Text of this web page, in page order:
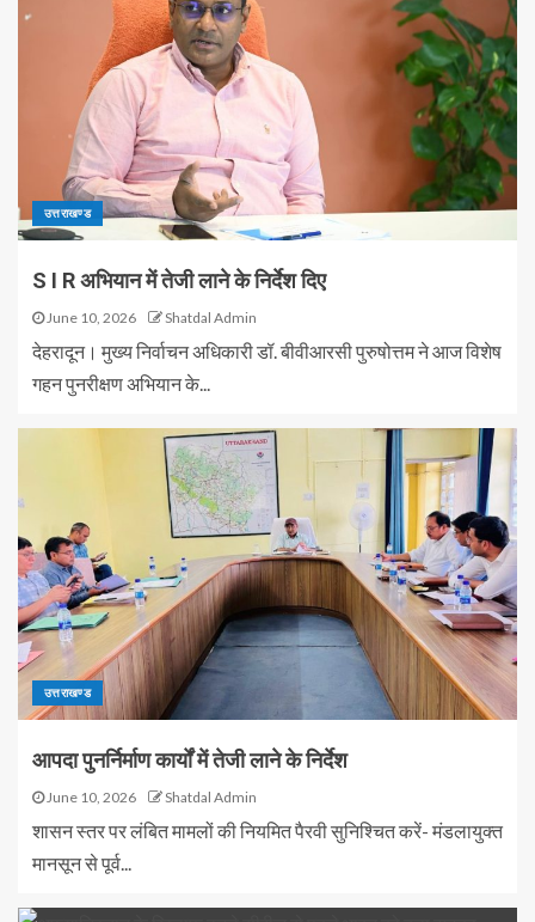
उत्तराखण्ड
S I R अभियान में तेजी लाने के निर्देश दिए
June 10, 2026 Shatdal Admin
देहरादून। मुख्य निर्वाचन अधिकारी डॉ. बीवीआरसी पुरुषोत्तम ने आज विशेष
गहन पुनरीक्षण अभियान के...
उत्तराखण्ड
आपदा पुनर्निर्माण कार्यों में तेजी लाने के निर्देश
June 10, 2026 Shatdal Admin
शासन स्तर पर लंबित मामलों की नियमित पैरवी सुनिश्चित करें- मंडलायुक्त
मानसून से पूर्व...